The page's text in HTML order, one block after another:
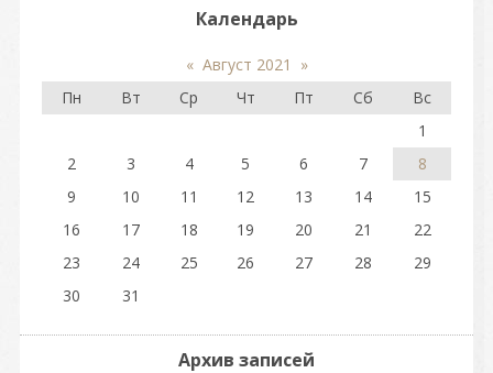
Календарь
« Август 2021
»
Пн
Вт Ср Чт Пт Сб
Вс
1
2
3 4 5 6 7
8
9
10 11 12 13 14
15
16
17 18 19 20 21
22
23
24 25 26 27 28
29
30
31
Архив записей